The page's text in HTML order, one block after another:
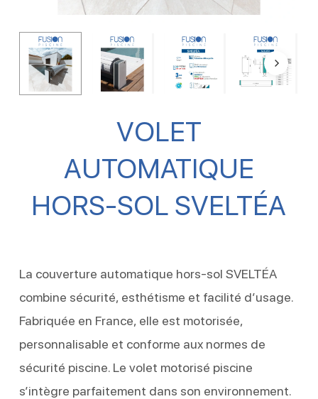
VOLET
AUTOMATIQUE
HORS-SOL SVELTÉA
La couverture automatique hors-sol SVELTÉA
combine sécurité, esthétisme et facilité d’usage.
Fabriquée en France, elle est motorisée,
personnalisable et conforme aux normes de
sécurité piscine. Le volet motorisé piscine
s’intègre parfaitement dans son environnement.